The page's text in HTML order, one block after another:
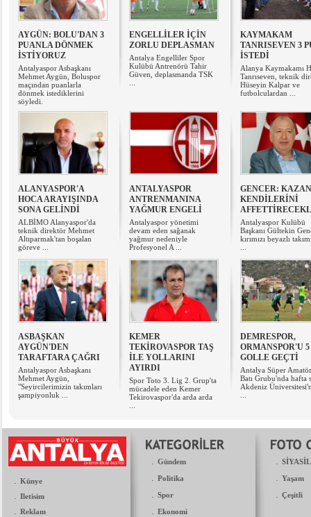
AYGÜN: BOLU'DAN 3
PUANLA DÖNMEK
İSTİYORUZ
Antalyaspor Asbaşkanı
Mehmet Aygün, Boluspor
maçından puanlarla
dönmek istediklerini
söyledi.
ENGELLİLER İÇİN
ZORLU DEPLASMAN
Antalya Engelliler Spor
Kulübü Antrenörü Tahir
Güven, deplasmanda TSK
KAYMAKAM
TANRISEVEN 3
İSTEDİ
Alanya Kaymakamı
Tanrıseven, teknik
Hüseyin Kalpar ve
futbolculardan ...
ALANYASPOR'A
HOCA ARAYIŞINDA
SONA GELİNDİ
ALBİMO Alanyaspor'da
teknik direktör Mehmet
Altıparmak'tan boşalan
göreve ...
ANTALYASPOR
ANTRENMANINA
YAĞMUR ENGELİ
Antalyaspor yönetimi
devam eden sağanak
yağmur nedeniyle
Profesyonel A ...
GENCER:
KENDİLERİNİ
Antalyaspor Kulübü
Başkanı Gültekin
kırımızı beyazlı
ASBAŞKAN
AYGÜN'DEN
TARAFTARA ÇAĞRI
Antalyaspor Asbaşkanı
Mehmet Aygün,
"Seyircilerimizin takımları
şampiyonluk ...
KEMER
TEKİROVASPOR TAŞ
İLE YOLLARINI
AYIRDI
Spor Toto 3. Lig 2. Grup'ta
mücadele eden Kemer
Tekirovaspor'da arda arda
DEMRESPOR,
ORMANSPOR'U 5
GOLLE GEÇTİ
Antalya Süper
Batı Grubu'nda hafta
Akdeniz
. Künye
. Iletisim
. Reklam
. Gündem
. Politika
. Spor
. Ekonomi
.
. Yaşam
. Çeşitli